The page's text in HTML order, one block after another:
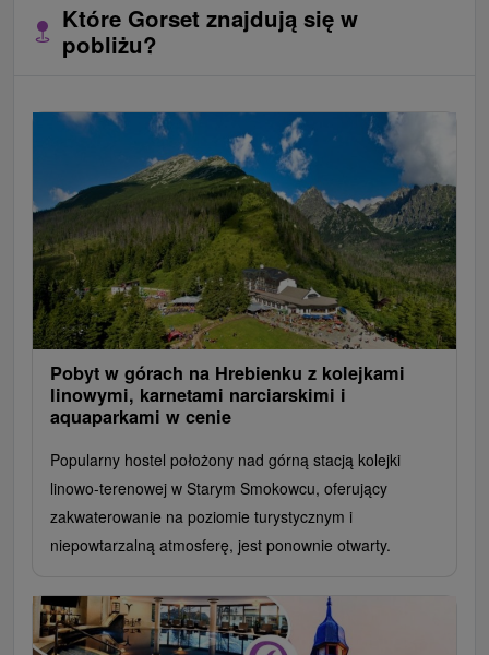
Które Gorset znajdują się w
pobliżu?
Pobyt w górach na Hrebienku z kolejkami
linowymi, karnetami narciarskimi i
aquaparkami w cenie
Popularny hostel położony nad górną stacją kolejki
linowo-terenowej w Starym Smokowcu, oferujący
zakwaterowanie na poziomie turystycznym i
niepowtarzalną atmosferę, jest ponownie otwarty.